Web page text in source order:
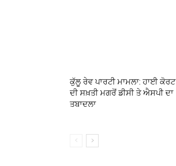
ਕੁੱਲੂ ਰੇਵ ਪਾਰਟੀ ਮਾਮਲਾ: ਹਾਈ ਕੋਰਟ
ਦੀ ਸਖ਼ਤੀ ਮਗਰੋਂ ਡੀਸੀ ਤੇ ਐਸਪੀ ਦਾ
ਤਬਾਦਲਾ